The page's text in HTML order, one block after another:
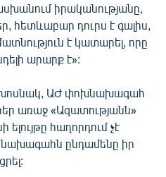
իրականությանը,
հետևաբար դուրս է գալիս,
է կատարել, որը
արարք է»:
ԱԺ փոխնախագահ
առաջ «Ազատությանն»
ելույթը հաղորդում չէ
նախագահն ընդամենը իր